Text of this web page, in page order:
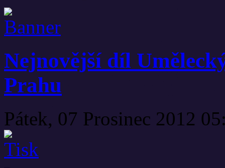
Nejnovější díl
Prahu
Pátek, 07 Prosinec 2012